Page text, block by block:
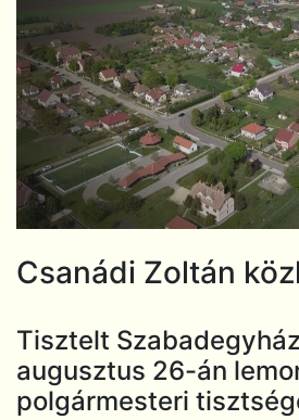
Csanádi Zoltán
Tisztelt
augusztus 26-án
polgármesteri